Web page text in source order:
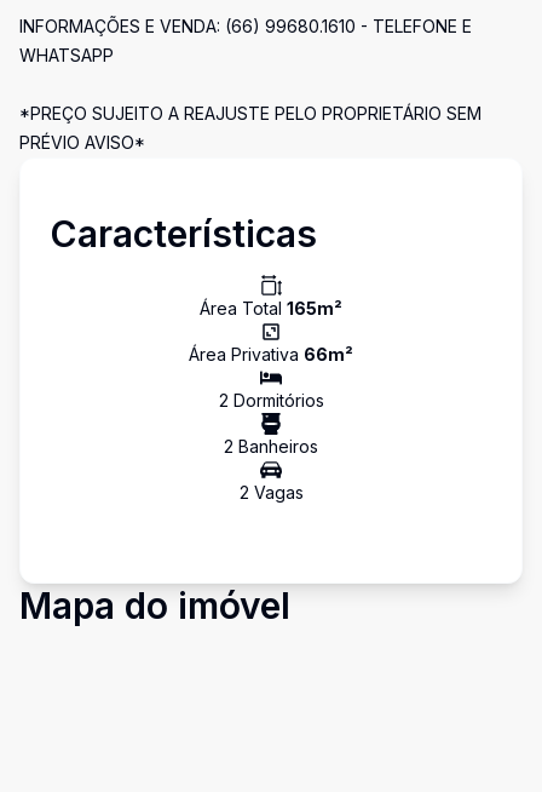
INFORMAÇÕES E VENDA: (66) 99680.1610 - TELEFONE E
WHATSAPP
*PREÇO SUJEITO A REAJUSTE PELO PROPRIETÁRIO SEM
PRÉVIO AVISO*
Características
Área Total 165m²
Área Privativa 66m²
2 Dormitórios
2 Banheiros
2 Vagas
Mapa do imóvel